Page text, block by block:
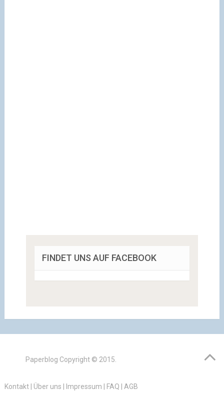
FINDET UNS AUF FACEBOOK
Paperblog Copyright © 2015.
Kontakt| Über uns Impressum FAQ AGB